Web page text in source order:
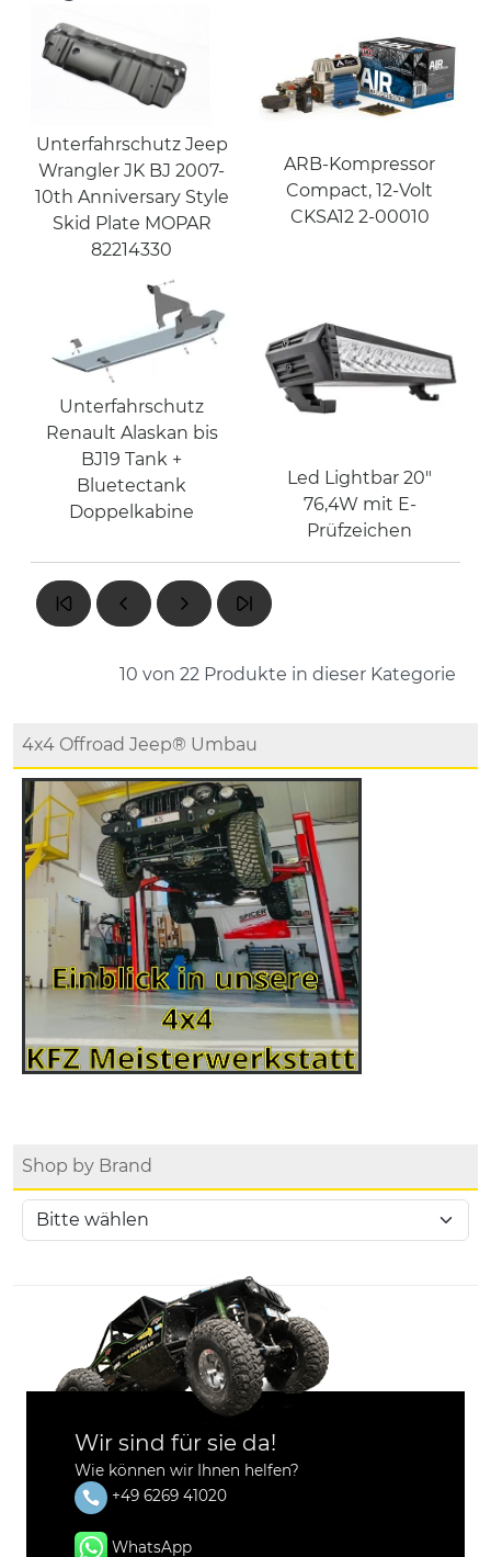
Unterfahrschutz Jeep
Wrangler JK BJ 2007-
10th Anniversary Style
Skid Plate MOPAR
82214330
ARB-Kompressor
Compact, 12-Volt
CKSA12 2-00010
Unterfahrschutz
Renault Alaskan bis
BJ19 Tank +
Bluetectank
Doppelkabine
Led Lightbar 20"
76,4W mit E-
Prüfzeichen
10 von 22 Produkte in dieser Kategorie
4x4 Offroad Jeep® Umbau
Shop by Brand
Wir sind für sie da!
Wie können wir Ihnen helfen?
+49 6269 41020
WhatsApp